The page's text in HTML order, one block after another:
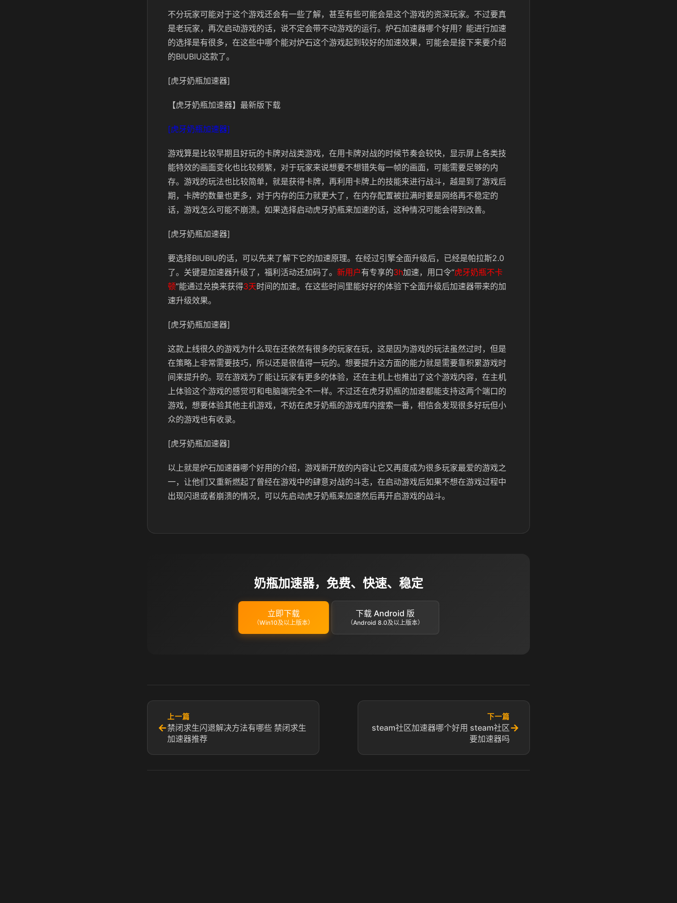
不分玩家可能对于这个游戏还会有一些了解，甚至有些可能会是这个游戏的资深玩家。不过要真
是老玩家，再次启动游戏的话，说不定会带不动游戏的运行。炉石加速器哪个好用？能进行加速
的选择是有很多，在这些中哪个能对炉石这个游戏起到较好的加速效果，可能会是接下来要介绍
的BIUBIU这款了。
[虎牙奶瓶加速器]
【虎牙奶瓶加速器】最新版下载
[虎牙奶瓶加速器]
游戏算是比较早期且好玩的卡牌对战类游戏，在用卡牌对战的时候节奏会较快，显示屏上各类技
能特效的画面变化也比较频繁，对于玩家来说想要不想错失每一帧的画面，可能需要足够的内
存。游戏的玩法也比较简单，就是获得卡牌，再利用卡牌上的技能来进行战斗，越是到了游戏后
期，卡牌的数量也更多，对于内存的压力就更大了，在内存配置被拉满时要是网络再不稳定的
话，游戏怎么可能不崩溃。如果选择启动虎牙奶瓶来加速的话，这种情况可能会得到改善。
[虎牙奶瓶加速器]
要选择BIUBIU的话，可以先来了解下它的加速原理。在经过引擎全面升级后，已经是帕拉斯2.0
了。关键是加速器升级了，福利活动还加码了。 新用户有专享的3h加速，用口令“虎牙奶瓶不卡
顿”能通过兑换来获得3天时间的加速。在这些时间里能好好的体验下全面升级后加速器带来的加
速升级效果。
[虎牙奶瓶加速器]
这款上线很久的游戏为什么现在还依然有很多的玩家在玩，这是因为游戏的玩法虽然过时，但是
在策略上非常需要技巧，所以还是很值得一玩的。想要提升这方面的能力就是需要靠积累游戏时
间来提升的。现在游戏为了能让玩家有更多的体验，还在主机上也推出了这个游戏内容，在主机
上体验这个游戏的感觉可和电脑端完全不一样。不过还在虎牙奶瓶的加速都能支持这两个端口的
游戏，想要体验其他主机游戏，不妨在虎牙奶瓶的游戏库内搜索一番，相信会发现很多好玩但小
众的游戏也有收录。
[虎牙奶瓶加速器]
以上就是炉石加速器哪个好用的介绍，游戏新开放的内容让它又再度成为很多玩家最爱的游戏之
一，让他们又重新燃起了曾经在游戏中的肆意对战的斗志，在启动游戏后如果不想在游戏过程中
出现闪退或者崩溃的情况，可以先启动虎牙奶瓶来加速然后再开启游戏的战斗。
奶瓶加速器，免费、快速、稳定
立即下载
（Win10及以上版本）
下载 Android 版
（Android 8.0及以上版本）
←
上一篇
禁闭求生闪退解决方法有哪些 禁闭求生
加速器推荐
下一篇
steam社区加速器哪个好用 steam社区
要加速器吗
→